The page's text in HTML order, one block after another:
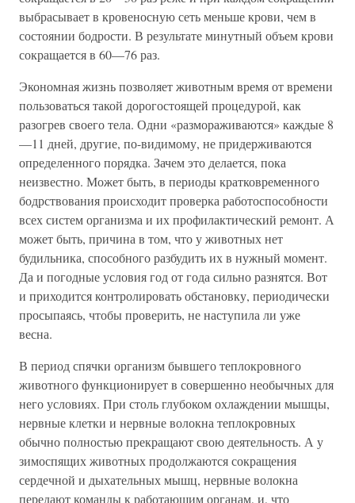
выбрасывает в кровеносную сеть меньше крови, чем в
состоянии бодрости. В результате минутный объем крови
сокращается в 60—76 раз.
Экономная жизнь позволяет животным время от времени
пользоваться такой дорогостоящей процедурой, как
разогрев своего тела. Одни «размораживаются» каждые 8
—11 дней, другие, по-видимому, не придерживаются
определенного порядка. Зачем это делается, пока
неизвестно. Может быть, в периоды кратковременного
бодрствования происходит проверка работоспособности
всех систем организма и их профилактический ремонт. А
может быть, причина в том, что у животных нет
будильника, способного разбудить их в нужный момент.
Да и погодные условия год от года сильно разнятся. Вот
и приходится контролировать обстановку, периодически
просыпаясь, чтобы проверить, не наступила ли уже
весна.
В период спячки организм бывшего теплокровного
животного функционирует в совершенно необычных для
него условиях. При столь глубоком охлаждении мышцы,
нервные клетки и нервные волокна теплокровных
обычно полностью прекращают свою деятельность. А у
зимоспящих животных продолжаются сокращения
сердечной и дыхательных мышц, нервные волокна
передают команды к работающим органам, и, что